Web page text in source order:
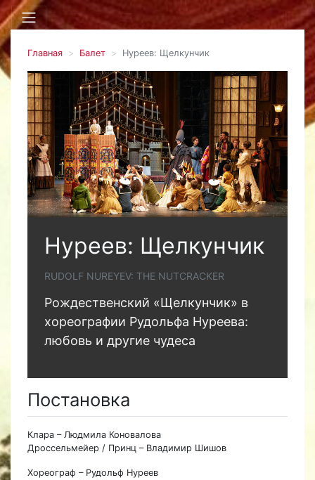
Главная Балет Нуреев: Щелкунчик
Нуреев: Щелкунчик
RUDOLF NUREYEV: THE NUTCRACKER
Рождественский «Щелкунчик» в
хореографии Рудольфа Нуреева:
любовь и другие чудеса
Постановка
Клара – Людмила Коновалова
Дроссельмейер / Принц – Владимир Шишов
Хореограф – Рудольф Нуреев